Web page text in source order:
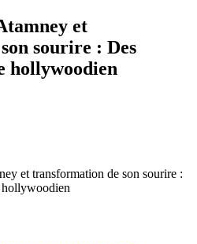
et
sourire : Des
hollywoodien
et transformation de son sourire :
hollywoodien